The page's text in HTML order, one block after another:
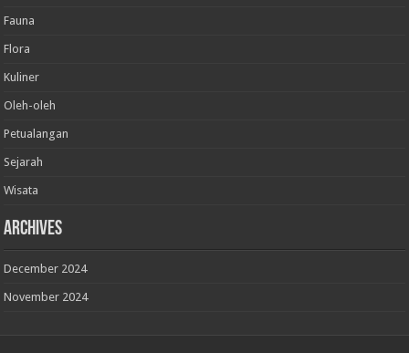
Fauna
Flora
Kuliner
Oleh-oleh
Petualangan
Sejarah
Wisata
Archives
December 2024
November 2024